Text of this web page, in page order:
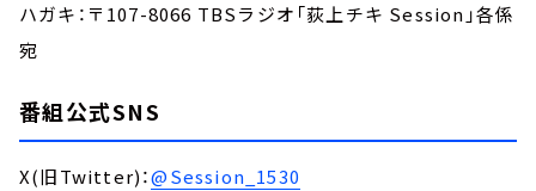
ハガキ：〒107-8066 TBSラジオ「荻上チキ Session」各係
宛
番組公式SNS
X(旧Twitter)：@Session_1530